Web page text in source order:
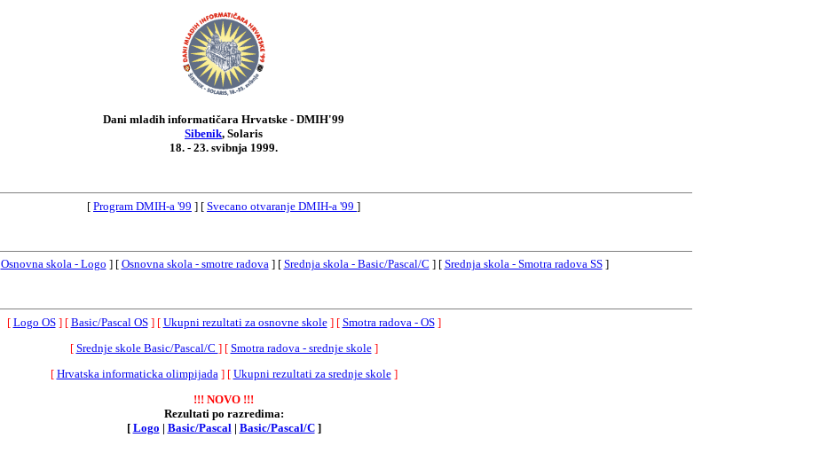
Dani mladih informatičara Hrvatske - DMIH'99
Sibenik, Solaris
18. - 23. svibnja 1999.
[ Program DMIH-a '99 ] [ Svecano otvaranje DMIH-a '99 ]
Osnovna skola - Logo ] [ Osnovna skola - smotre radova] [ Srednja skola - Basic/Pascal/C ] [ Srednja skola - Smotra radova SS]
[ Logo OS] [ Basic/Pascal OS] [ Ukupni rezultati za osnovne skole] [ Smotra radova - OS]
[ Srednje skole Basic/Pascal/C ] [ Smotra radova - srednje skole]
[ Hrvatska informaticka olimpijada ] [ Ukupni rezultati za srednje skole]
!!! NOVO !!!
Rezultati po razredima:
[ Logo | Basic/Pascal | Basic/Pascal/C]